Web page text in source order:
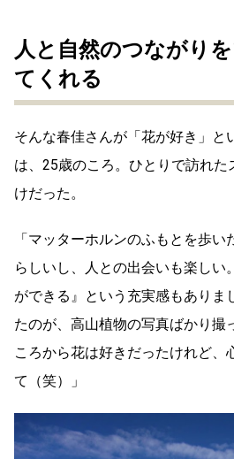
人と自然のつながり
てくれる
そんな春佳さんが「花が好き」と
は、25歳のころ。ひとりで訪れ
けだった。
「マッターホルンのふもとを歩
らしいし、人との出会いも楽しい
ができる』という充実感もありま
たのが、高山植物の写真ばかり撮
ころから花は好きだったけれど、
て（笑）」